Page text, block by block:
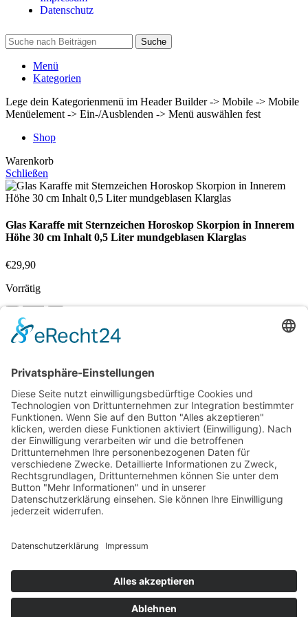
Datenschutz
Suche
Menü
Kategorien
Lege dein Kategorienmenü im Header Builder -> Mobile -> Mobile
Menüelement -> Ein-/Ausblenden -> Menü auswählen fest
Shop
Warenkorb
Schließen
Glas Karaffe mit Sternzeichen Horoskop Skorpion in Innerem
Höhe 30 cm Inhalt 0,5 Liter mundgeblasen Klarglas
€29,90
Vorrätig
In den Warenkorb
Vergleichen
Beginnen Sie mit der Eingabe, um die gewünschten Beiträge
anzuzeigen.
Kostenloser Versand ab 75,- €
Handgefertigt in Europa